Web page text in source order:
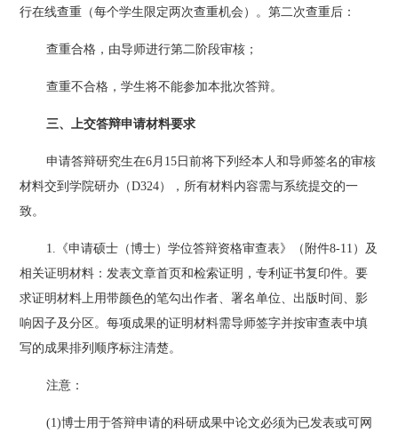
行在线查重（每个学生限定两次查重机会）。第二次查重后：
查重合格，由导师进行第二阶段审核；
查重不合格，学生将不能参加本批次答辩。
三、上交答辩申请材料要求
申请答辩研究生在6 月 15 日前将下列经本人和导师签名的审核
材料交到学院研办（D324），所有材料内容需与系统提交的一
致。
1.《申请硕士（博士）学位答辩资格审查表》（附件8-1 1 ）及
相关证明材料：发表文章首页和检索证明，专利证书复印件。要
求证明材料 上用带颜色的笔勾出作者、署名单位、出版时间、影
响因子及分区 。每项成果的证明材料需导师签字并按审查表中填
写的成果排列顺序标注清楚。
注意：
(1)博士用于答辩申请的科研成果中论文必须为已发表或可网